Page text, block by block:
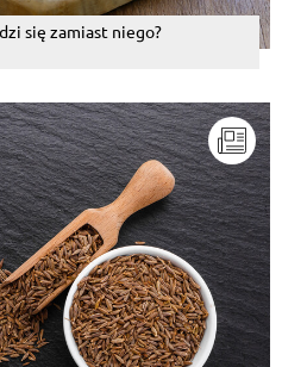
się zamiast niego?